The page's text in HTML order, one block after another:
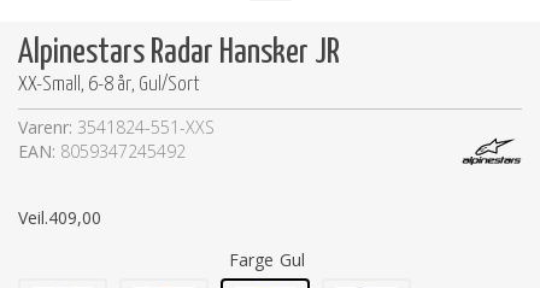
Alpinestars Radar Hansker JR
XX-Small, 6-8 år, Gul/Sort
Varenr: 3541824-551-XXS
EAN: 8059347245492
Veil.409,00
Farge Gul